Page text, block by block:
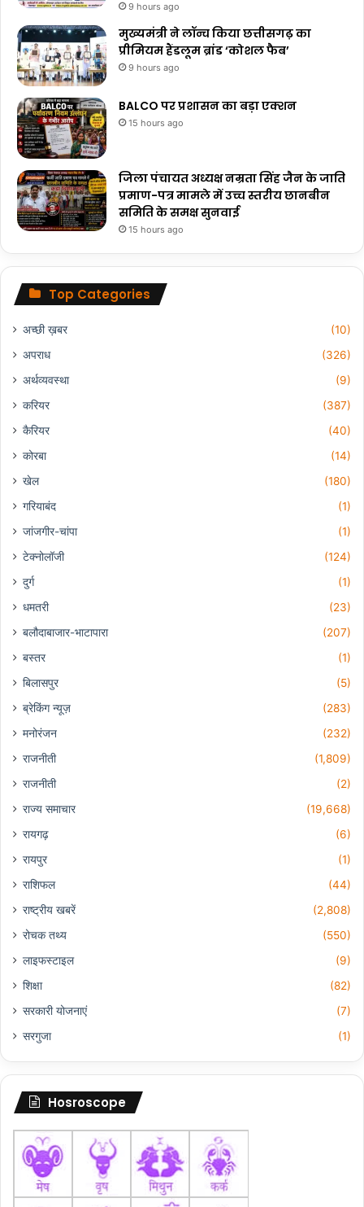
9 hours ago
मुख्यमंत्री ने लॉन्च किया छत्तीसगढ़ का
प्रीमियम हैंडलूम ब्रांड ‘कोशल फैब’
9 hours ago
BALCO पर प्रशासन का बड़ा एक्शन
15 hours ago
जिला पंचायत अध्यक्ष नम्रता सिंह जैन के जाति
प्रमाण-पत्र मामले में उच्च स्तरीय छानबीन
समिति के समक्ष सुनवाई
15 hours ago
Top Categories
अच्छी ख़बर
(10)
अपराध
(326)
अर्थव्यवस्था
(9)
करियर
(387)
कैरियर
(40)
कोरबा
(14)
खेल
(180)
गरियाबंद
(1)
जांजगीर-चांपा
(1)
टेक्नोलॉजी
(124)
दुर्ग
(1)
धमतरी
(23)
बलौदाबाजार-भाटापारा
(207)
बस्तर
(1)
बिलासपुर
(5)
ब्रेकिंग न्यूज़
(283)
मनोरंजन
(232)
राजनीती
(1,809)
राजनीती
(2)
राज्य समाचार
(19,668)
रायगढ़
(6)
रायपुर
(1)
राशिफल
(44)
राष्ट्रीय खबरें
(2,808)
रोचक तथ्य
(550)
लाइफस्टाइल
(9)
शिक्षा
(82)
सरकारी योजनाएं
(7)
सरगुजा
(1)
Hosroscope